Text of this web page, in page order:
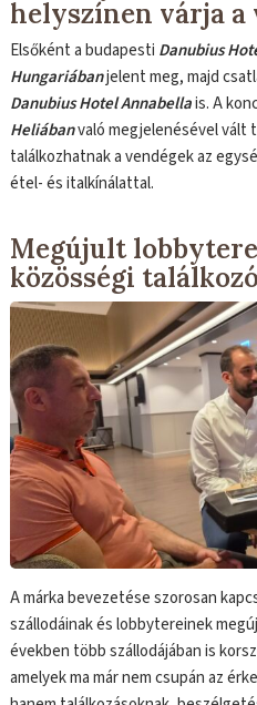
helyszínen várja a
Elsőként a budapesti Danubius
Hungariábanjelent meg, majd
Danubius Hotel Annabellais. A
Heliábanvaló megjelenésével vált
találkozhatnak a vendégek az
étel- és italkínálattal.
Megújult
közösségi
A márka bevezetése szorosan
szállodáinak és lobbytereinek
években több szállodájában is
amelyek ma már nem csupán az